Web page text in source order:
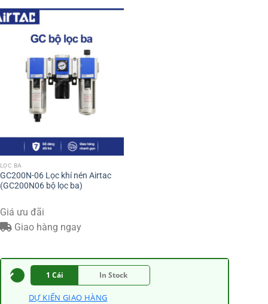
LỌC BA
GC200N-06 Lọc khí nén Airtac
(GC200N06 bộ lọc ba)
Giá ưu đãi
Giao hàng ngay
1 Cái In Stock
DỰ KIẾN GIAO HÀNG